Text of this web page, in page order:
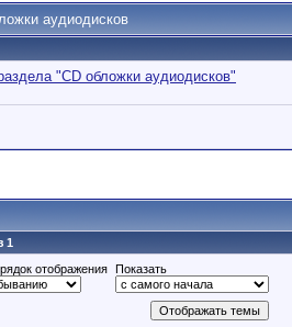
аудиодисков
"CD обложки аудиодисков"
1
отображения Показать